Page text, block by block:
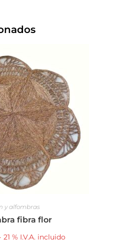
y alfombras
fibra flor
· 21 % I.V.A. incluido